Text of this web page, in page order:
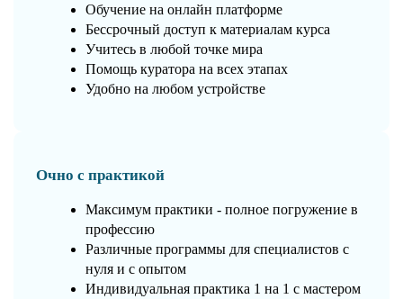
Обучение на онлайн платформе
Бессрочный доступ к материалам курса
Учитесь в любой точке мира
Помощь куратора на всех этапах
Удобно на любом устройстве
Очно с практикой
Максимум практики - полное погружение в
профессию
Различные программы для специалистов с
нуля и с опытом
Индивидуальная практика 1 на 1 с мастером